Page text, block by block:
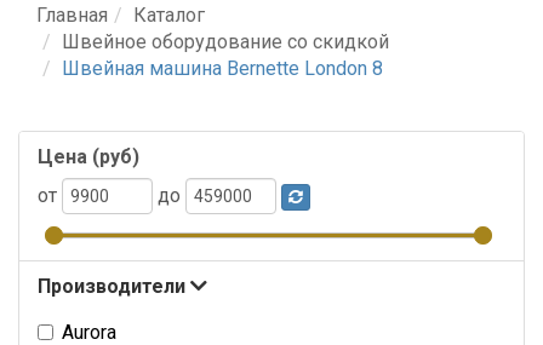
Главная
Каталог
Швейное оборудование со скидкой
Швейная машина Bernette London 8
Цена (руб)
от
до
Производители
Aurora